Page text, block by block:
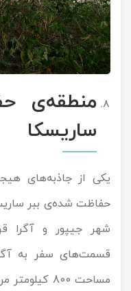
منطقه‌ی
ساریسکا
یکی از جاذبه‌های
حفاظت شده‌ی ببر
شهر جیپور و آگرا
قسمت‌های سفر به
مساحت 800